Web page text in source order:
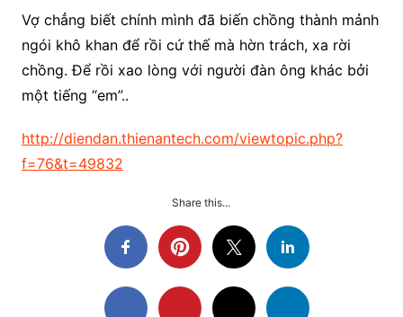
Vợ chẳng biết chính mình đã biến chồng thành mảnh
ngói khô khan để rồi cứ thế mà hờn trách, xa rời
chồng. Để rồi xao lòng với người đàn ông khác bởi
một tiếng “em”..
http://diendan.thienantech.com/viewtopic.php?
f=76&t=49832
Share this...